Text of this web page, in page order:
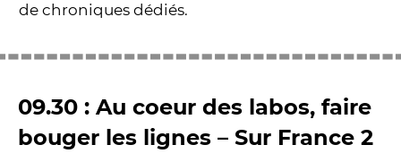
de chroniques dédiés.
09.30 : Au coeur des labos, faire
bouger les lignes – Sur France 2